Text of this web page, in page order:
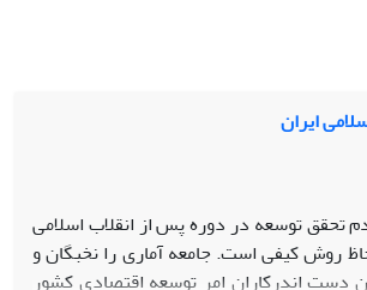
ایران
توسعه در دوره پس از انقلاب اسلامی
روش کیفی است. جامعه آماری را نخبگان و
دست اندرکاران امر توسعه اقتصادی کشور